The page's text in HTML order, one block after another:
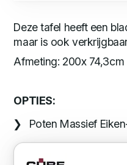
Deze tafel heeft een
maar is ook
Afmeting: 200x 74,3cm
OPTIES:
Poten Massief